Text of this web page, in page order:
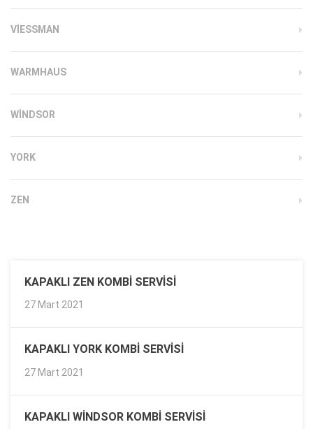
VIESSMAN
WARMHAUS
WINDSOR
YORK
ZEN
KAPAKLI ZEN KOMBI SERVISI
27 Mart 2021
KAPAKLI YORK KOMBI SERVISI
27 Mart 2021
KAPAKLI WINDSOR KOMBI SERVISI